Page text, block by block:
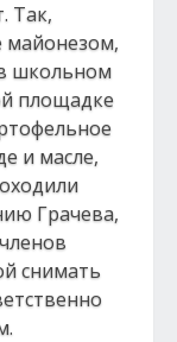
Так,
майонезом,
школьном
площадке
и масле,
Грачева,
снимать